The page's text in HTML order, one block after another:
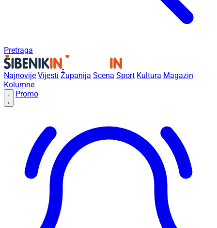
Pretraga
Najnovije Vijesti Županija Scena Sport Kultura Magazin
Kolumne
Promo